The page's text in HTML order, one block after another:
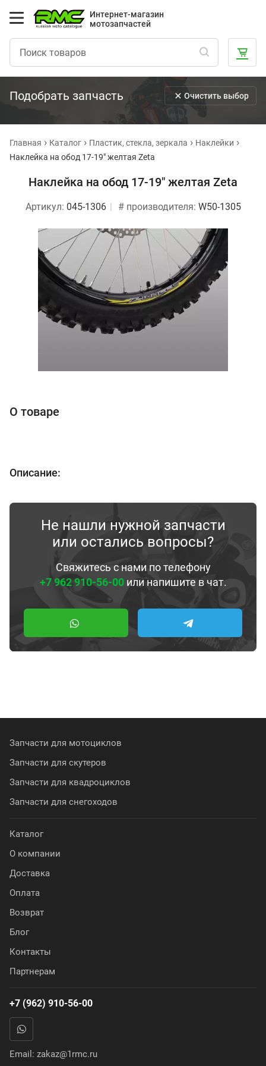
Интернет-магазин
мотозапчастей
Подобрать запчасть Очистить выбор
Главная Каталог Пластик, стекла, зеркала
Наклейки
Наклейка на обод 17-19" желтая Zeta
Наклейка на обод 17-19" желтая Zeta
Артикул: 045-1306 # производителя: W50-1305
О товаре
Описание:
Не нашли нужной запчасти
или остались вопросы?
Свяжитесь с нами по телефону
+7 962 910-56-00или напишите в чат.
Запчасти для мотоциклов
Запчасти для скутеров
Запчасти для квадроциклов
Запчасти для снегоходов
Каталог
О компании
Доставка
Оплата
Возврат
Блог
Контакты
Партнерам
+7 (962) 910-56-00
Email: zakaz@1rmc.ru